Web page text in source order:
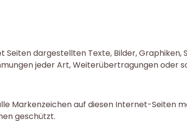
dargestellten Texte, Bilder, Graphiken,
jeder Art, Weiterübertragungen oder
Markenzeichen auf diesen Internet-Seiten
geschützt.